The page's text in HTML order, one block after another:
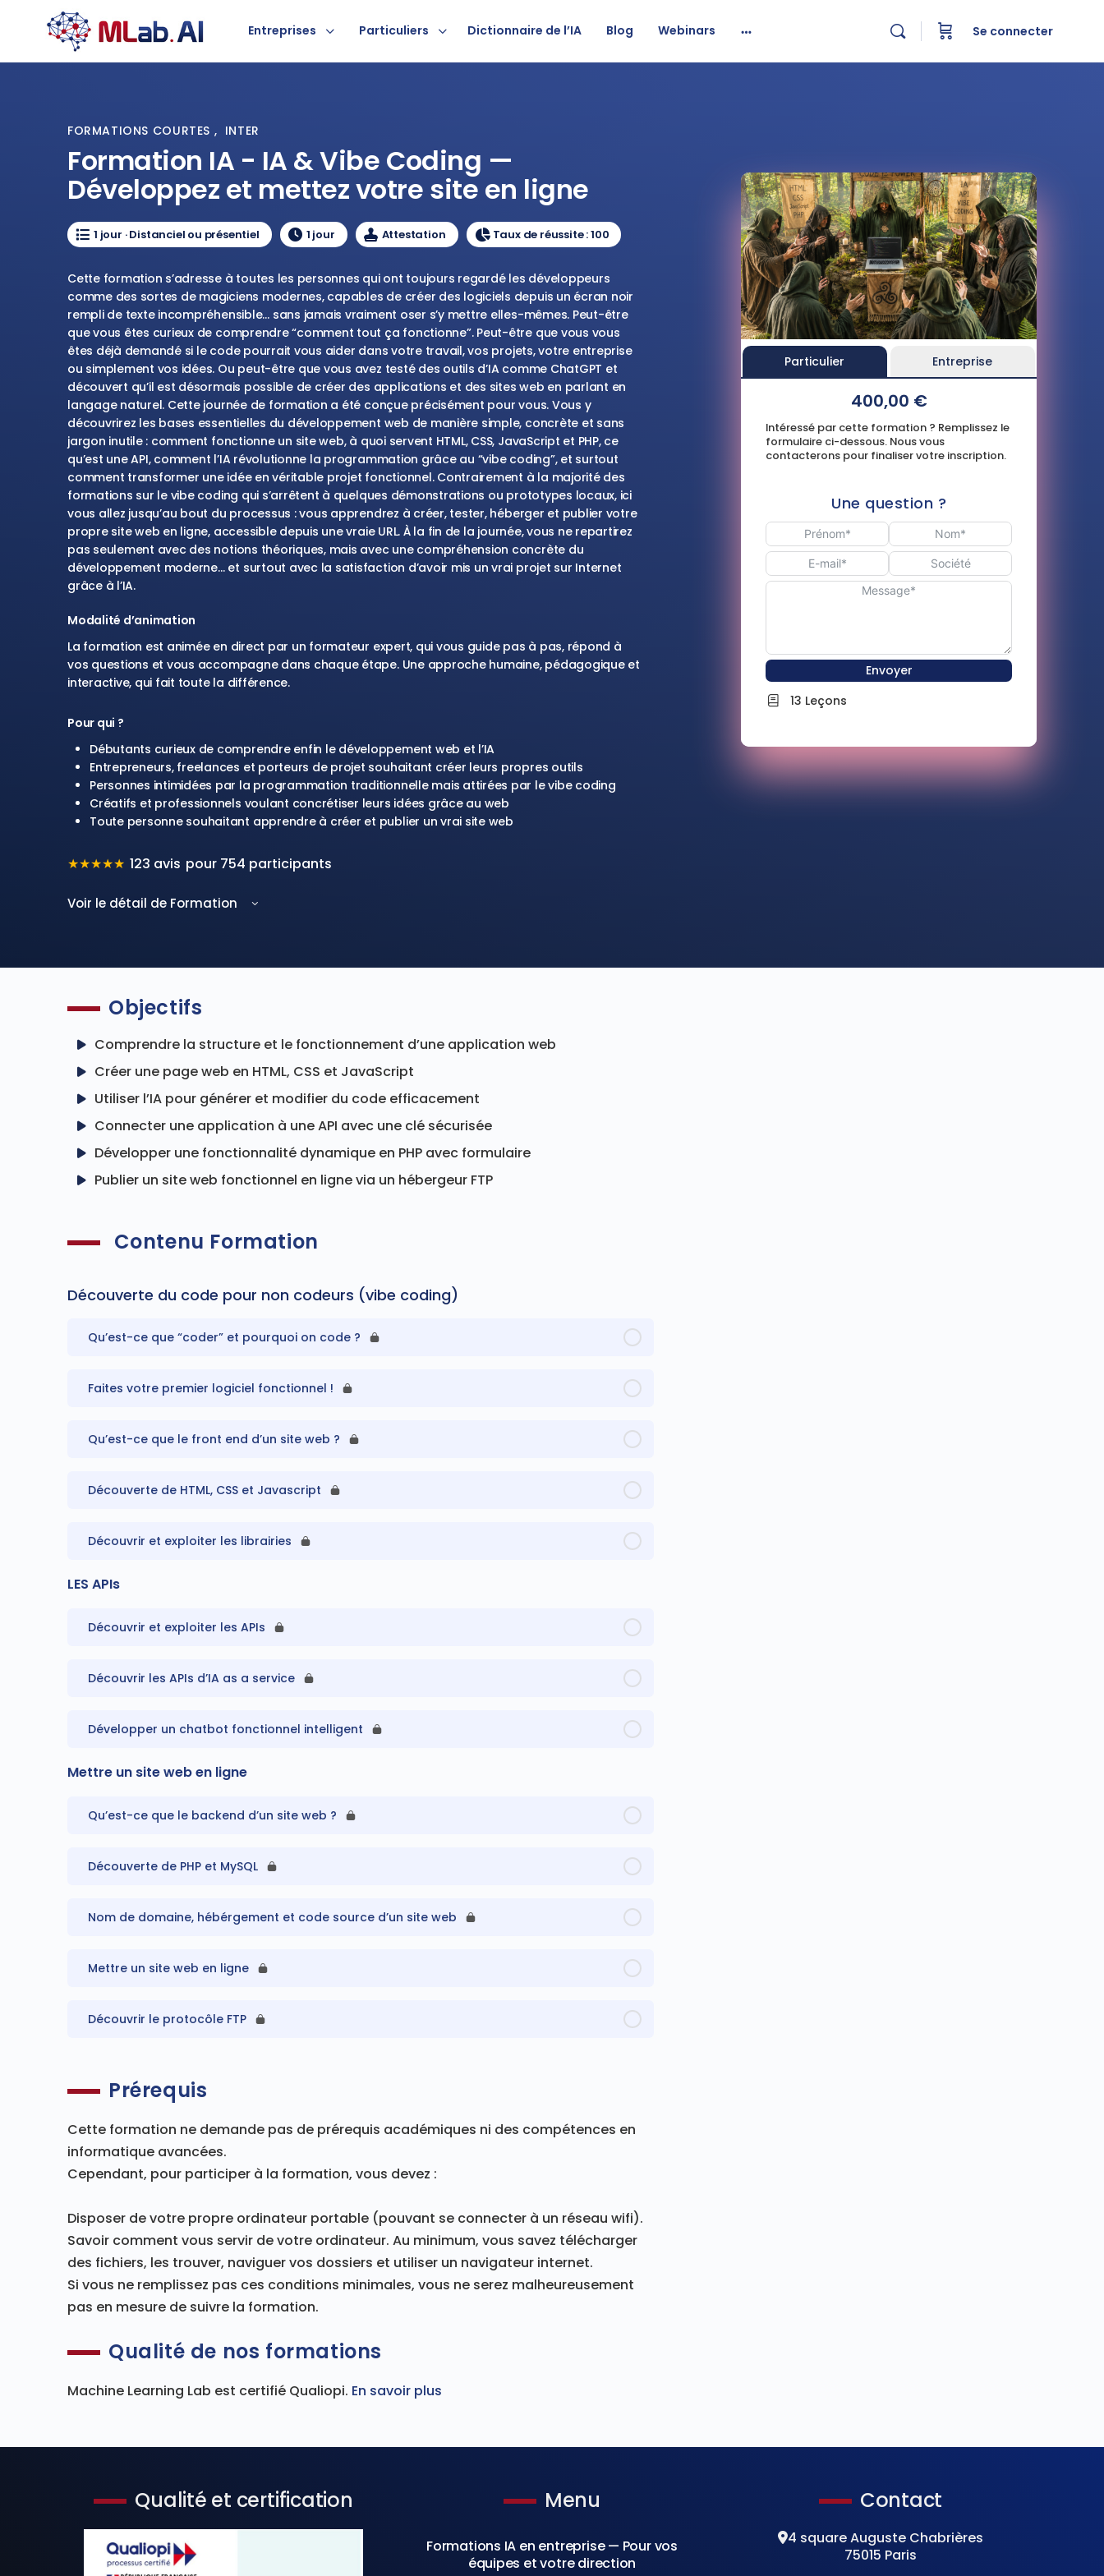
Entreprises Particuliers Dictionnaire de l’IA Blog Webinars Se connecter
FORMATIONS COURTES , INTER
Formation IA - IA & Vibe Coding —
Développez et mettez votre site en ligne
1 jour · Distanciel ou présentiel 1 jour Attestation Taux de réussite : 100
Cette formation s’adresse à toutes les personnes qui ont toujours regardé les développeurs
comme des sortes de magiciens modernes, capables de créer des logiciels depuis un écran noir
rempli de texte incompréhensible… sans jamais vraiment oser s’y mettre elles-mêmes. Peut-être
que vous êtes curieux de comprendre “comment tout ça fonctionne”. Peut-être que vous vous
êtes déjà demandé si le code pourrait vous aider dans votre travail, vos projets, votre entreprise
ou simplement vos idées. Ou peut-être que vous avez testé des outils d’IA comme ChatGPT et
découvert qu’il est désormais possible de créer des applications et des sites web en parlant en
langage naturel. Cette journée de formation a été conçue précisément pour vous. Vous y
découvrirez les bases essentielles du développement web de manière simple, concrète et sans
jargon inutile : comment fonctionne un site web, à quoi servent HTML, CSS, JavaScript et PHP, ce
qu’est une API, comment l’IA révolutionne la programmation grâce au “vibe coding”, et surtout
comment transformer une idée en véritable projet fonctionnel. Contrairement à la majorité des
formations sur le vibe coding qui s’arrêtent à quelques démonstrations ou prototypes locaux, ici
vous allez jusqu’au bout du processus : vous apprendrez à créer, tester, héberger et publier votre
propre site web en ligne, accessible depuis une vraie URL. À la fin de la journée, vous ne repartirez
pas seulement avec des notions théoriques, mais avec une compréhension concrète du
développement moderne… et surtout avec la satisfaction d’avoir mis un vrai projet sur Internet
grâce à l’IA.
Modalité d’animation
La formation est animée en direct par un formateur expert, qui vous guide pas à pas, répond à
vos questions et vous accompagne dans chaque étape. Une approche humaine, pédagogique et
interactive, qui fait toute la différence.
Pour qui ?
Débutants curieux de comprendre enfin le développement web et l’IA
Entrepreneurs, freelances et porteurs de projet souhaitant créer leurs propres outils
Personnes intimidées par la programmation traditionnelle mais attirées par le vibe coding
Créatifs et professionnels voulant concrétiser leurs idées grâce au web
Toute personne souhaitant apprendre à créer et publier un vrai site web
★★★★★ 123 avis pour 754 participants
Voir le détail de Formation
Objectifs
Comprendre la structure et le fonctionnement d’une application web
Créer une page web en HTML, CSS et JavaScript
Utiliser l’IA pour générer et modifier du code efficacement
Connecter une application à une API avec une clé sécurisée
Développer une fonctionnalité dynamique en PHP avec formulaire
Publier un site web fonctionnel en ligne via un hébergeur FTP
Contenu Formation
Découverte du code pour non codeurs (vibe coding)
Qu’est-ce que “coder” et pourquoi on code ?
Faites votre premier logiciel fonctionnel !
Qu’est-ce que le front end d’un site web ?
Découverte de HTML, CSS et Javascript
Découvrir et exploiter les librairies
LES APIs
Découvrir et exploiter les APIs
Découvrir les APIs d’IA as a service
Développer un chatbot fonctionnel intelligent
Mettre un site web en ligne
Qu’est-ce que le backend d’un site web ?
Découverte de PHP et MySQL
Nom de domaine, hébérgement et code source d’un site web
Mettre un site web en ligne
Découvrir le protocôle FTP
Prérequis
Cette formation ne demande pas de prérequis académiques ni des compétences en
informatique avancées.
Cependant, pour participer à la formation, vous devez :
Disposer de votre propre ordinateur portable (pouvant se connecter à un réseau wifi).
Savoir comment vous servir de votre ordinateur. Au minimum, vous savez télécharger
des fichiers, les trouver, naviguer vos dossiers et utiliser un navigateur internet.
Si vous ne remplissez pas ces conditions minimales, vous ne serez malheureusement
pas en mesure de suivre la formation.
Qualité de nos formations
Machine Learning Lab est certifié Qualiopi. En savoir plus
Particulier Entreprise
400,00 €
Intéressé par cette formation ? Remplissez le
formulaire ci-dessous. Nous vous
contacterons pour finaliser votre inscription.
Une question ?
Envoyer
13 Leçons
Qualité et certification Menu
Formations IA en entreprise — Pour vos
équipes et votre direction
Contact
4 square Auguste Chabrières
75015 Paris